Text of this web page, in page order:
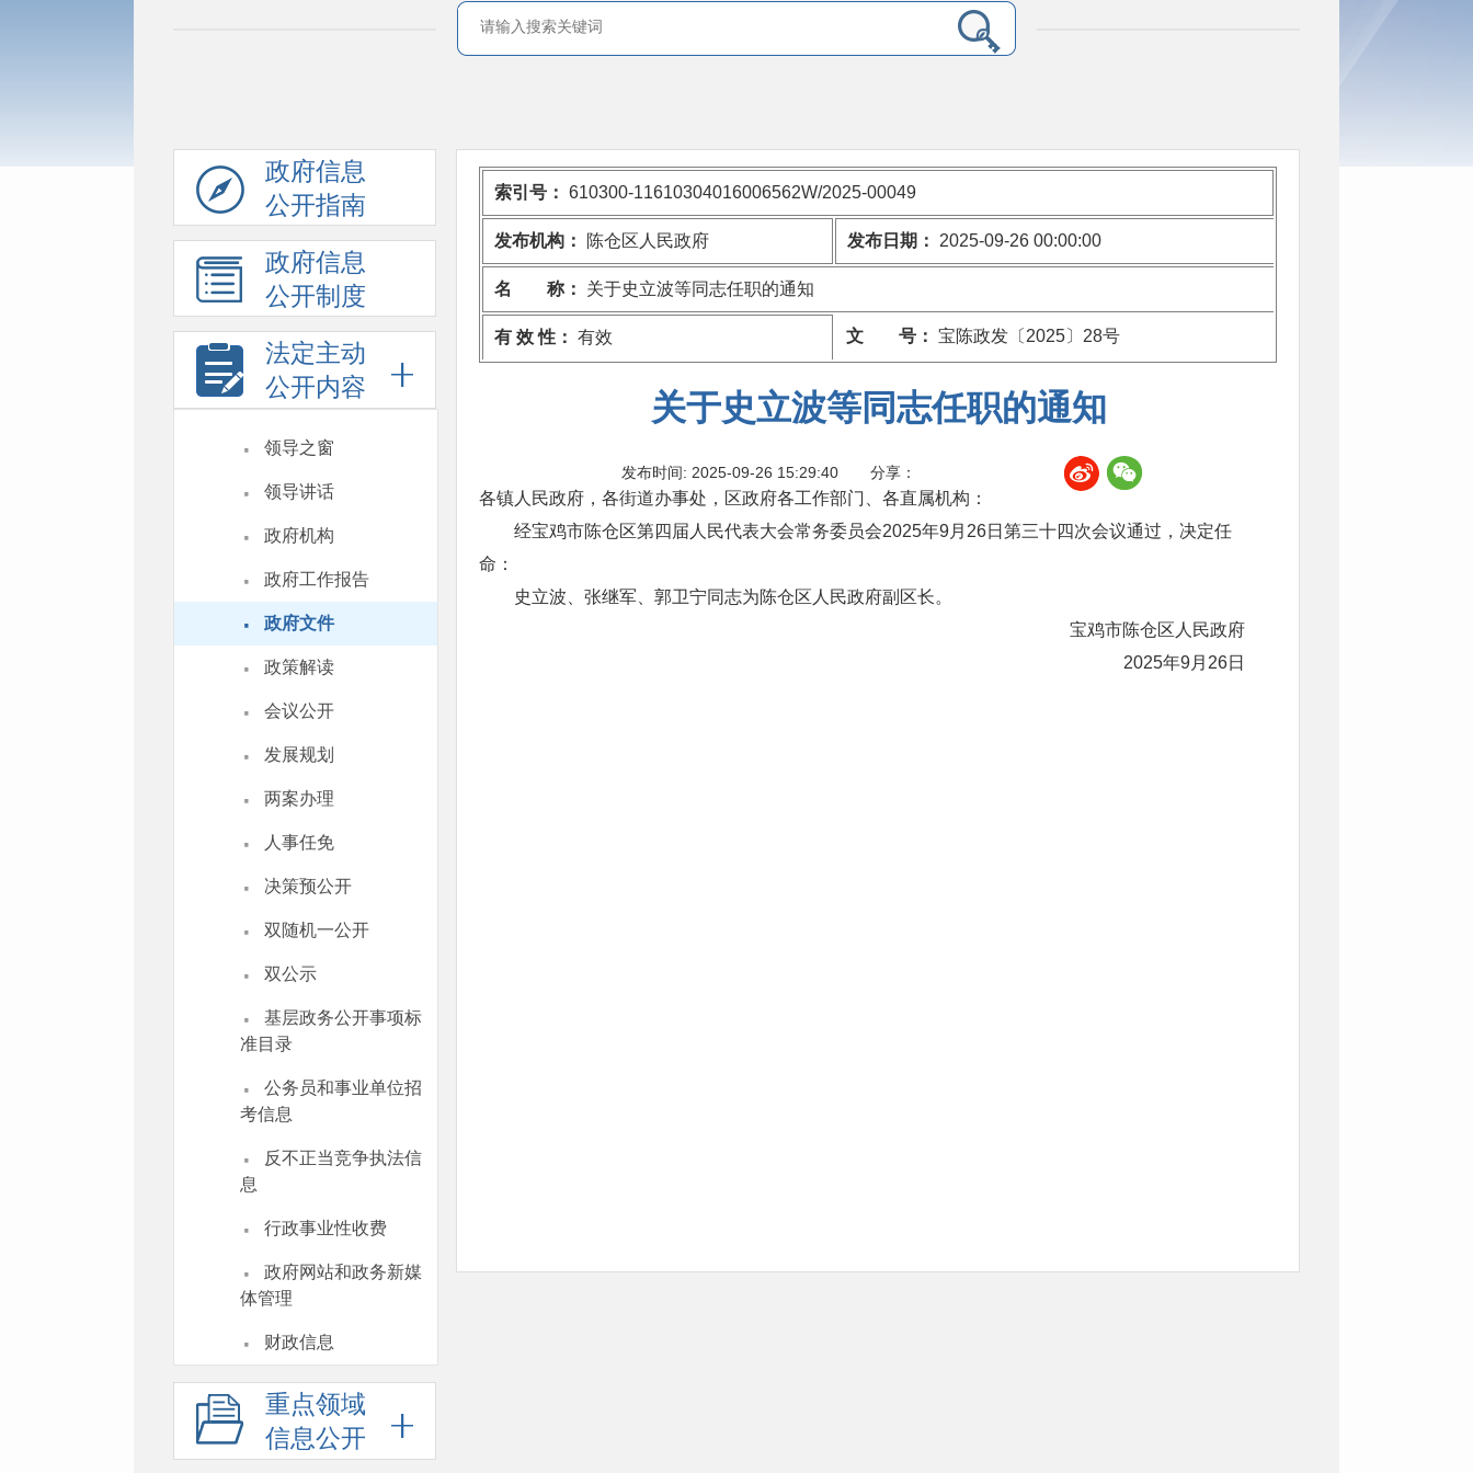
政府信息
公开指南
政府信息
公开制度
法定主动
公开内容
· 领导之窗
· 领导讲话
· 政府机构
· 政府工作报告
· 政府文件
· 政策解读
· 会议公开
· 发展规划
· 两案办理
· 人事任免
· 决策预公开
· 双随机一公开
· 双公示
·
基层政务公开事项标
准目录
·
公务员和事业单位招
考信息
·
反不正当竞争执法信
息
· 行政事业性收费
·
政府网站和政务新媒
体管理
· 财政信息
重点领域
信息公开
索引号： 610300-11610304016006562W/2025-00049
发布机构： 陈仓区人民政府 发布日期： 2025-09-26 00:00:00
名 称： 关于史立波等同志任职的通知
有 效 性： 有效 文 号： 宝陈政发〔2025〕28号
关于史立波等同志任职的通知
发布时间: 2025-09-26 15:29:40 分享：
各镇人民政府，各街道办事处，区政府各工作部门、各直属机构：
经宝鸡市陈仓区第四届人民代表大会常务委员会2025年9月26日第三十四次会议通过，决定任
命：
史立波、张继军、郭卫宁同志为陈仓区人民政府副区长。
宝鸡市陈仓区人民政府
2025年9月26日